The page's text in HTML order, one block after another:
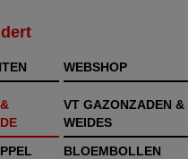
WEBSHOP
VT GAZONZADEN &
WEIDES
BLOEMBOLLEN